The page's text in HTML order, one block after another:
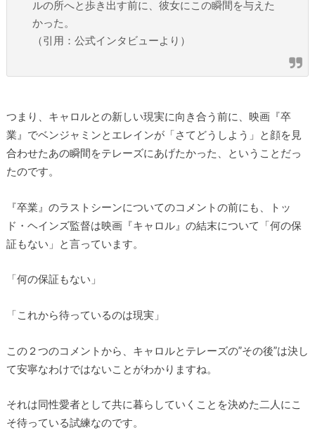
ルの所へと歩き出す前に、彼女にこの瞬間を与えた
かった。
（引用：公式インタビューより）
つまり、キャロルとの新しい現実に向き合う前に、映画『卒
業』でベンジャミンとエレインが「さてどうしよう」と顔を見
合わせたあの瞬間をテレーズにあげたかった、ということだっ
たのです。
『卒業』のラストシーンについてのコメントの前にも、トッ
ド・ヘインズ監督は映画『キャロル』の結末について「何の保
証もない」と言っています。
「何の保証もない」
「これから待っているのは現実」
この２つのコメントから、キャロルとテレーズの”その後”は決し
て安寧なわけではないことがわかりますね。
それは同性愛者として共に暮らしていくことを決めた二人にこ
そ待っている試練なのです。